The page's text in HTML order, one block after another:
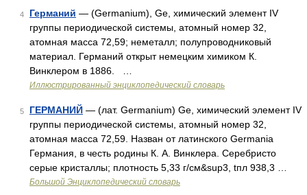
4 Германий — (Germanium), Ge, химический элемент IV
группы периодической системы, атомный номер 32,
атомная масса 72,59; неметалл; полупроводниковый
материал. Германий открыт немецким химиком К.
Винклером в 1886. …
Иллюстрированный энциклопедический словарь
5 ГЕРМАНИЙ — (лат. Germanium) Ge, химический элемент IV
группы периодической системы, атомный номер 32,
атомная масса 72,59. Назван от латинского Germania
Германия, в честь родины К. А. Винклера. Серебристо
серые кристаллы; плотность 5,33 г/см&sup3, tпл 938,3 …
Большой Энциклопедический словарь